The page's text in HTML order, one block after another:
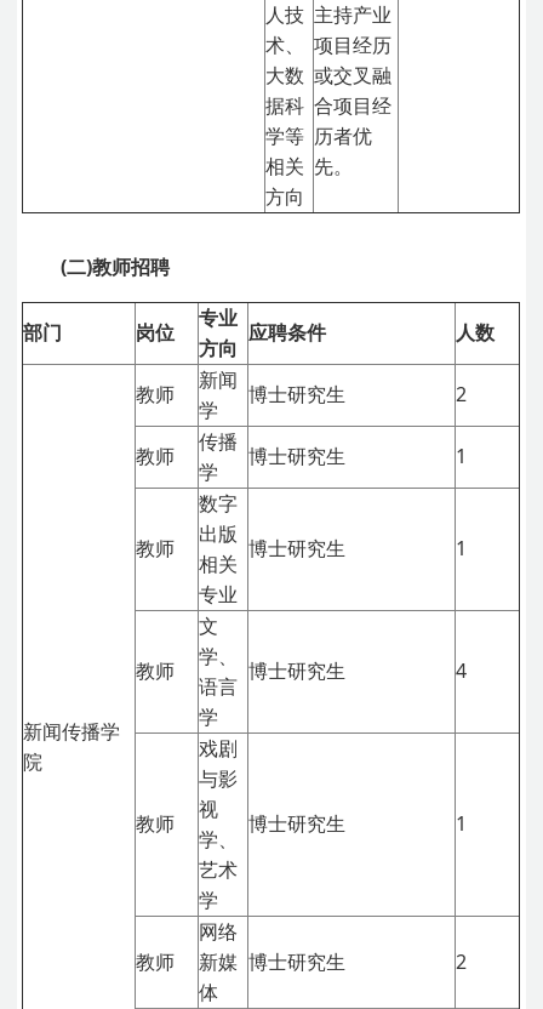
人技
术、
大数
据科
学等
相关
方向
主持产业
项目经历
或交叉融
合项目经
历者优
先。
(二)教师招聘
部门 岗位
专业
方向
应聘条件 人数
新闻传播学
院
教师
新闻
学
博士研究生 2
教师
传播
学
博士研究生 1
教师
数字
出版
相关
专业
博士研究生 1
教师
文
学、
语言
学
博士研究生 4
教师
戏剧
与影
视
学、
艺术
学
博士研究生 1
教师
网络
新媒
体
博士研究生 2